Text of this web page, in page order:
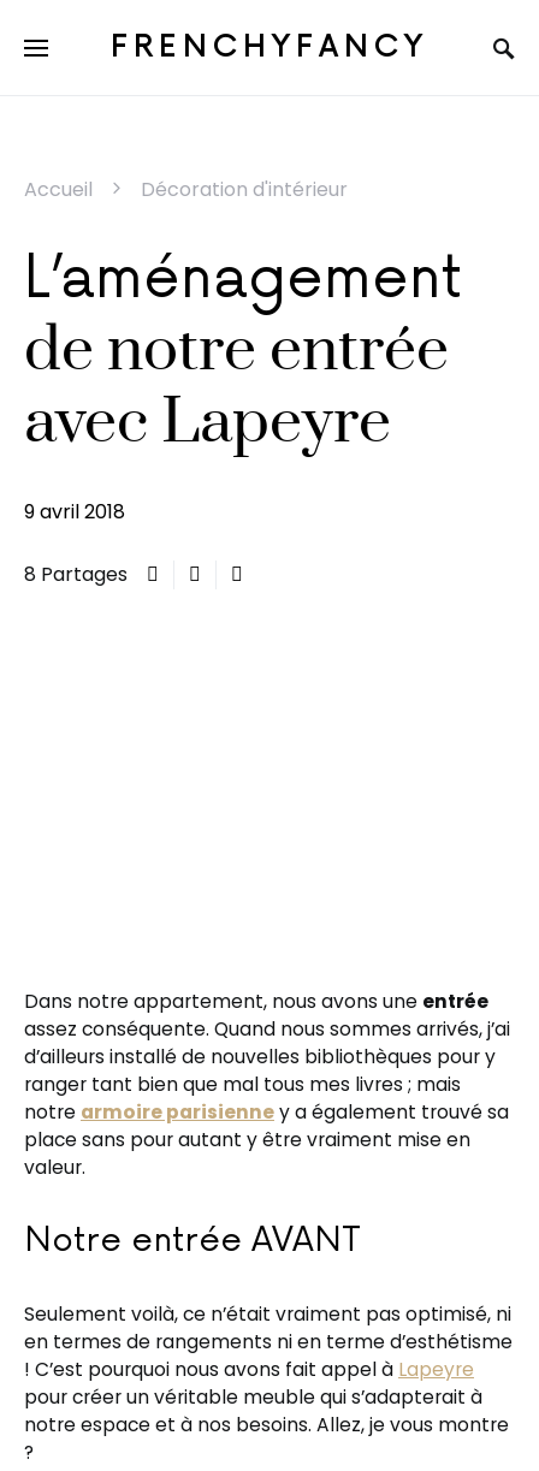
FRENCHYFANCY
Accueil Décoration d'intérieur
L’aménagement
de notre entrée
avec Lapeyre
9 avril 2018
8 Partages
Dans notre appartement, nous avons une entrée
assez conséquente. Quand nous sommes arrivés, j’ai
d’ailleurs installé de nouvelles bibliothèques pour y
ranger tant bien que mal tous mes livres ; mais
notre armoire parisienney a également trouvé sa
place sans pour autant y être vraiment mise en
valeur.
Notre entrée AVANT
Seulement voilà, ce n’était vraiment pas optimisé, ni
en termes de rangements ni en terme d’esthétisme
! C’est pourquoi nous avons fait appel à Lapeyre
pour créer un véritable meuble qui s’adapterait à
notre espace et à nos besoins. Allez, je vous montre
?